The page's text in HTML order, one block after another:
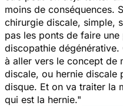
moins de conséquences.
chirurgie discale, simple,
pas les ponts de faire
discopathie
à aller vers le concept de
discale, ou hernie discale
disque. Et on va traiter la
qui est la hernie."